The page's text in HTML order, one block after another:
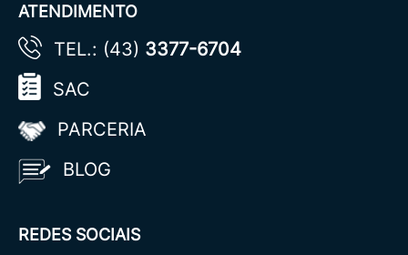
ATENDIMENTO
TEL.: (43) 3377-6704
SAC
PARCERIA
BLOG
REDES SOCIAIS